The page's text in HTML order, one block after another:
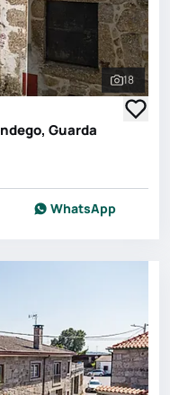
Ver
18
Guarda
WhatsApp